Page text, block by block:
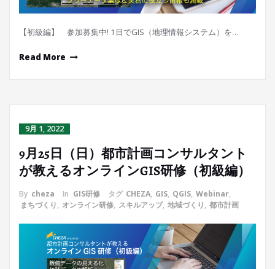
【初級編】 参加募集中! 1日でGIS（地理情報システム）を…
Read More
9月 1, 2022
9月25日（日）都市計画コンサルタント
が教えるオンラインGIS研修（初級編）
By cheza In GIS研修 タグ CHEZA, GIS, QGIS, Webinar,
まちづくり, オンライン研修, スキルアップ, 地域づくり, 都市計画